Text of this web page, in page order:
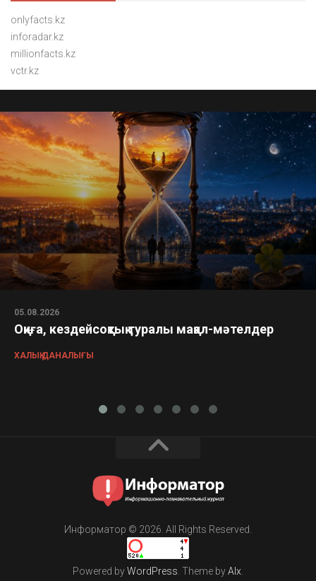
onlyfacts.kz
inforadar.kz
millionfacts.kz
vctr.kz
05.08.2026
Оқиға, кездейсоқтық туралы мақал-мәтелдер
ХАЛЫҚ ДАНАЛЫҒЫ
Информатор © 2026. All Rights Reserved.
Powered byWordPress. Theme byAlx.